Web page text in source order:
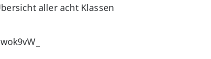
aller acht Klassen